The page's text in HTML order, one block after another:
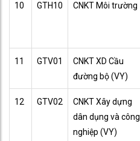
10 GTH10 CNKT Môi trường
11 GTV01
CNKT XD Cầu
đường bộ (VY)
12 GTV02
CNKT Xây dựng
dân dụng và công
nghiệp (VY)